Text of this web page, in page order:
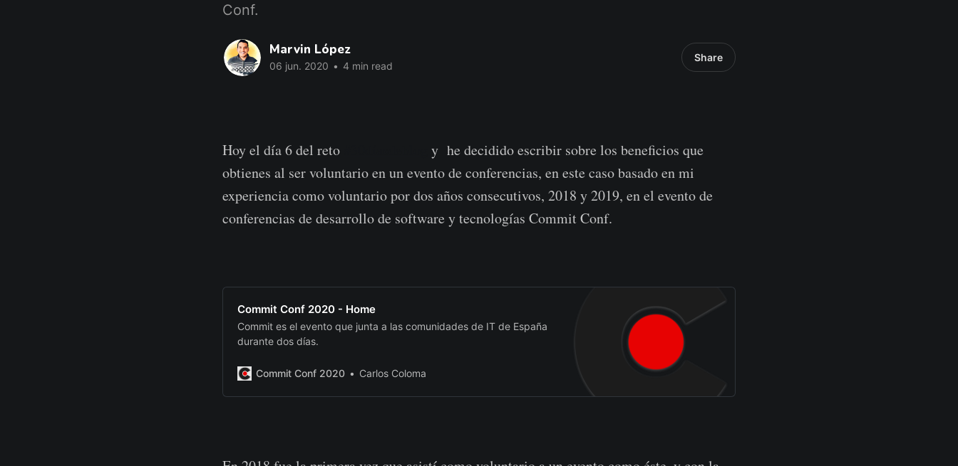
Conf.
Marvin López
06 jun. 2020 • 4 min read
Share
Hoy el día 6 del reto
y he decidido escribir sobre los beneficios que
obtienes al ser voluntario en un evento de conferencias, en este caso basado en mi
experiencia como voluntario por dos años consecutivos, 2018 y 2019, en el evento de
conferencias de desarrollo de software y tecnologías Commit Conf.
Commit Conf 2020 - Home
Commit es el evento que junta a las comunidades de IT de España
durante dos días.
Commit Conf 2020 Carlos Coloma